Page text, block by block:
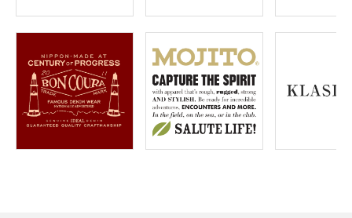
OFFICIAL WEB SITE
ACCOUNT MENU
ようこそ ゲスト 様
meeting_room ログイン 会員登録